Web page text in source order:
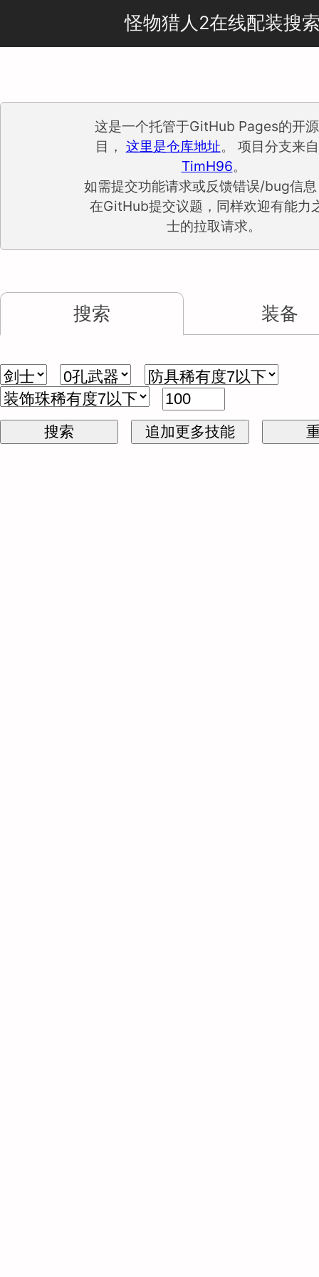
怪物猎人2在线配装搜
这是一个托管于GitHub Pages的开
目， 这里是仓库地址。 项目分支来
TimH96。
如需提交功能请求或反馈错误/bug信
在GitHub提交议题，同样欢迎有能力
士的拉取请求。
搜索 装备
搜索 追加更多技能